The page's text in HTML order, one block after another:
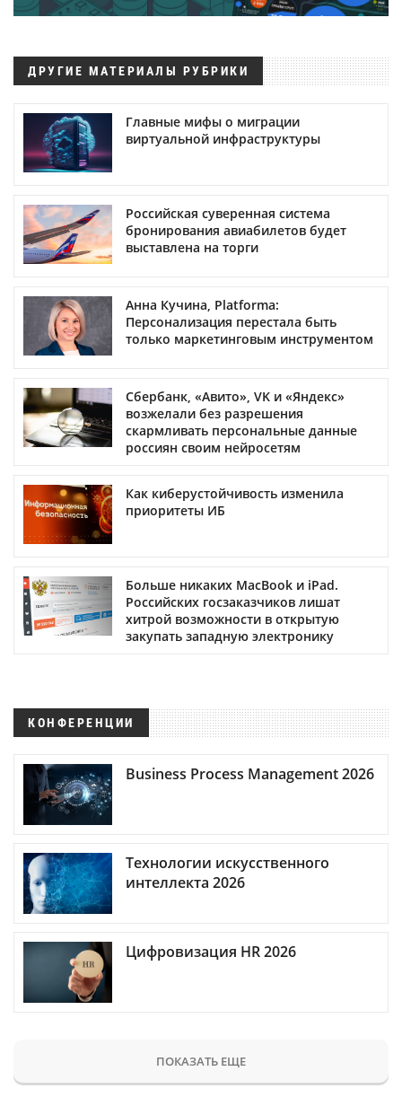
ДРУГИЕ МАТЕРИАЛЫ РУБРИКИ
Главные мифы о миграции
виртуальной инфраструктуры
Российская суверенная система
бронирования авиабилетов будет
выставлена на торги
Анна Кучина, Platforma:
Персонализация перестала быть
только маркетинговым инструментом
Сбербанк, «Авито», VK и «Яндекс»
возжелали без разрешения
скармливать персональные данные
россиян своим нейросетям
Как киберустойчивость изменила
приоритеты ИБ
Больше никаких MacBook и iPad.
Российских госзаказчиков лишат
хитрой возможности в открытую
закупать западную электронику
КОНФЕРЕНЦИИ
Business Process Management 2026
Технологии искусственного
интеллекта 2026
Цифровизация HR 2026
ПОКАЗАТЬ ЕЩЕ